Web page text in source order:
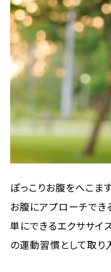
ぽっこりお腹をへこま
お腹にアプローチでき
単にできるエクササイ
の運動習慣として取り